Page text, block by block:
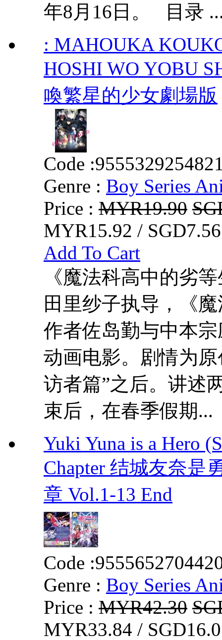
年8月16日。 目录
: MAHOUKA
HOSHI WO YOBU
喚繁星的少女劇場版
Code :
Genre : Boy Series
Price : MYR19.90
MYR15.92 /
Add To Cart
《魔法科高中的劣
田里纱子执导，《
作者佐岛勤与中本
动画电影。剧情为
访者篇”之后。讲述
束后，在春季假期...
Yuki Yuna is a Hero
Chapter 结城友奈是
章 Vol.1-13 End
Code :
Genre : Boy Series
Price : MYR42.30
MYR33.84 /